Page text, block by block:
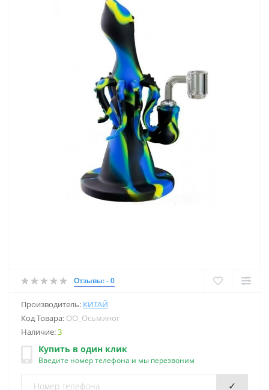
Отзывы: - 0
Производитель: КИТАЙ
Код Товара: OO_Осьминог
Наличие:3
Купить в один клик
Введите номер телефона и мы перезвоним
✓